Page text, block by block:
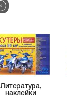
Литература,
наклейки